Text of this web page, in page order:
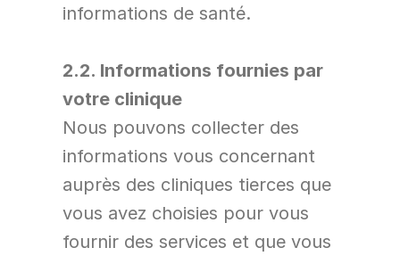
informations de santé.
2.2. Informations fournies par
votre clinique
Nous pouvons collecter des
informations vous concernant
auprès des cliniques tierces que
vous avez choisies pour vous
fournir des services et que vous